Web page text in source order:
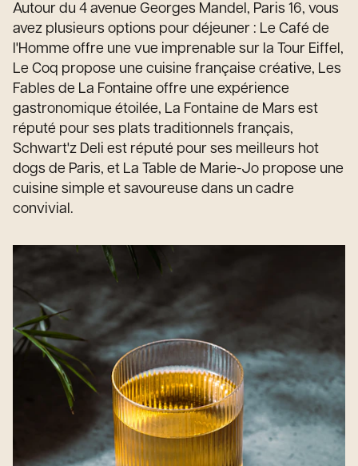
Autour du 4 avenue Georges Mandel, Paris 16, vous
avez plusieurs options pour déjeuner : Le Café de
l'Homme offre une vue imprenable sur la Tour Eiffel,
Le Coq propose une cuisine française créative, Les
Fables de La Fontaine offre une expérience
gastronomique étoilée, La Fontaine de Mars est
réputé pour ses plats traditionnels français,
Schwart'z Deli est réputé pour ses meilleurs hot
dogs de Paris, et La Table de Marie-Jo propose une
cuisine simple et savoureuse dans un cadre
convivial.